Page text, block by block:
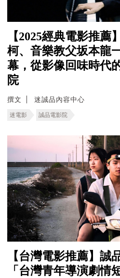
【2025經典電影推薦
柯、音樂教父坂本龍
幕，從影像回味時代
院
撰文 迷誠品內容中心
迷電影 誠品電影院
【台灣電影推薦】誠
「台灣青年導演劇情